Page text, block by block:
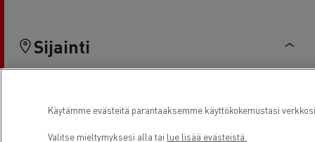
Sijainti
Käytämme evästeitä parantaaksemme käyttökokemustasi
Valitse mieltymyksesi alla tai lue lisää evästeistä.